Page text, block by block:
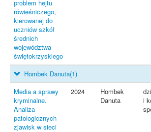
problem hejtu
rówieśniczego,
kierowanej do
uczniów szkół
średnich
województwa
świętokrzyskiego
Hombek Danuta(1)
Media a sprawy
kryminalne.
Analiza
patologicznych
zjawisk w sieci
2024
Hombek
Danuta
i